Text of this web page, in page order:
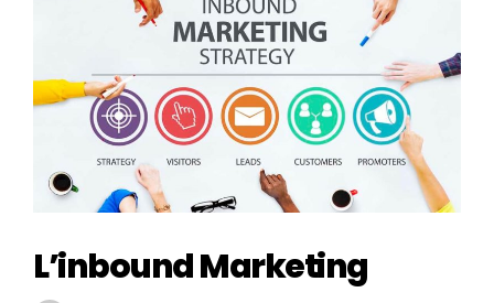
L’inbound Marketing